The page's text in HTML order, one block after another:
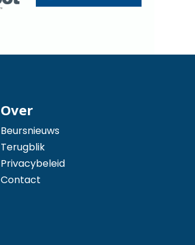
Over
Beursnieuws
Terugblik
Privacybeleid
Contact